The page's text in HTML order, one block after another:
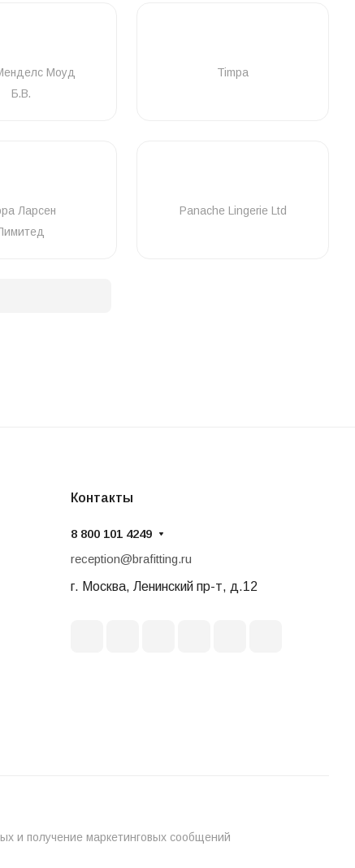
Моуд
Б.В.
Timpa
Ларсен
Panache Lingerie Ltd
Контакты
8 800 101 4249
reception@brafitting.ru
г. Москва, Ленинский пр-т, д.12
и получение маркетинговых сообщений